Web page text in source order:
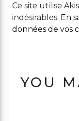
Ce site utilise
indésirables. En
données de vos
YOU